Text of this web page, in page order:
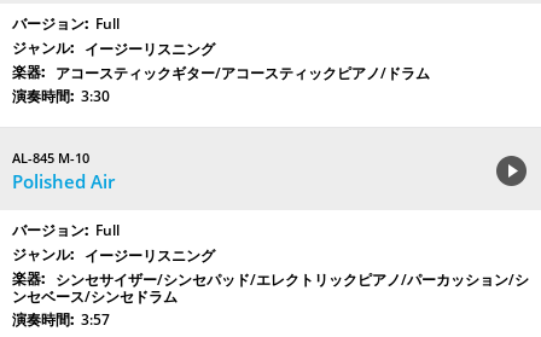
Full
イージーリスニング
アコースティックギター/アコースティックピアノ/ドラム
3:30
AL-845 M-10
Polished Air
Full
イージーリスニング
シンセサイザー/シンセパッド/エレクトリックピアノ/パーカッション/シ
ンセベース/シンセドラム
3:57